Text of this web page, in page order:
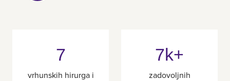
7
vrhunskih hirurga i
7k+
zadovoljnih